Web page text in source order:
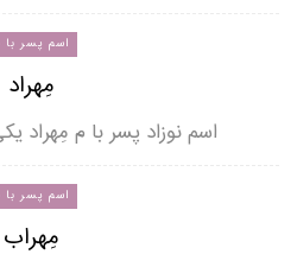
اسم پسر با
مِهراد
اسم نوزاد پسر با م مِهراد
اسم پسر با
مِهراب